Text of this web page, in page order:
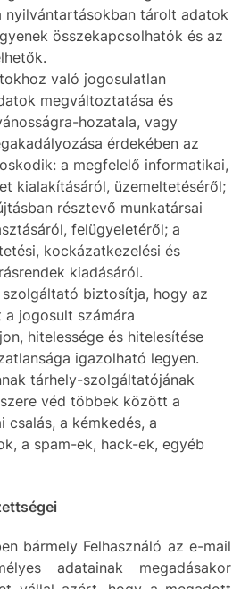
nyilvántartásokban tárolt adatok
összekapcsolhatók és az
való jogosulatlan
megváltoztatása és
hozatala, vagy
érdekében az
a megfelelő informatikai,
kialakításáról, üzemeltetéséről;
résztevő munkatársai
felügyeletéről; a
kockázatkezelési és
kiadásáról.
biztosítja, hogy az
jogosult számára
hitelessége és hitelesítése
igazolható legyen.
tárhely-szolgáltatójának
véd többek között a
csalás, a kémkedés, a
a spam-ek, hack-ek, egyéb
bármely Felhasználó az e-mail
adatainak megadásakor